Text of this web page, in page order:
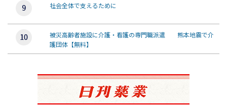
社会全体で支えるために
被災高齢者施設に介護・看護の専門職派遣 熊本地震で介
護団体【無料】